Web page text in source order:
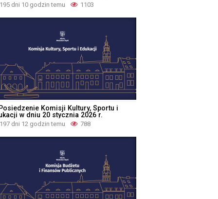
195 dni 10 godzin temu 1103
Komisji Kultury, Sportu i
w dniu 20 stycznia 2026 r.
197 dni 12 godzin temu 788